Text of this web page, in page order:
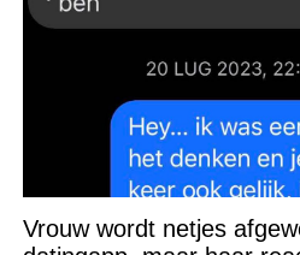
Vrouw wordt netjes